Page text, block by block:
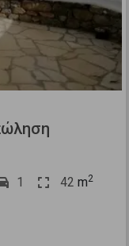
1 42 m2